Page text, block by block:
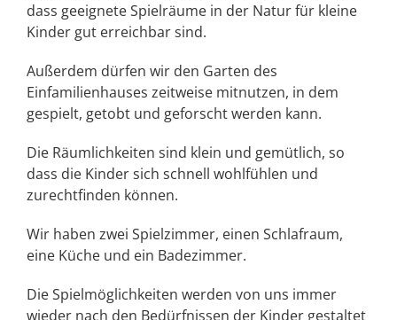
dass geeignete Spielräume in der Natur für kleine
Kinder gut erreichbar sind.
Außerdem dürfen wir den Garten des
Einfamilienhauses zeitweise mitnutzen, in dem
gespielt, getobt und geforscht werden kann.
Die Räumlichkeiten sind klein und gemütlich, so
dass die Kinder sich schnell wohlfühlen und
zurechtfinden können.
Wir haben zwei Spielzimmer, einen Schlafraum,
eine Küche und ein Badezimmer.
Die Spielmöglichkeiten werden von uns immer
wieder nach den Bedürfnissen der Kinder gestaltet